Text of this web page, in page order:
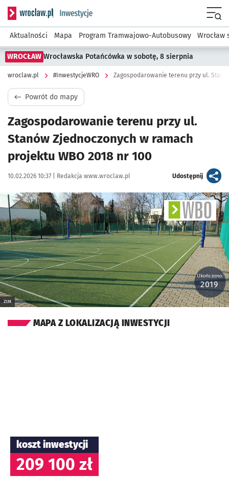
Serwis informacyjny wroclaw.pl podserwis:
Aktualności Mapa Program Tramwajowo-Autobusowy Wrocław
WROCŁAW Wrocławska Potańcówka w sobotę, 8 sierpnia
wroclaw.pl #InwestycjeWRO
Powrót do mapy
Zagospodarowanie terenu przy ul.
Stanów Zjednoczonych w ramach
projektu WBO 2018 nr 100
Data publikacji:
10.02.2026 10:37 | Autor:
Redakcja www.wroclaw.pl Udostępnijartykuł
ZIM
Ukończono:
2019
MAPA Z LOKALIZACJĄ INWESTYCJI
koszt inwestycji
209 100 zł